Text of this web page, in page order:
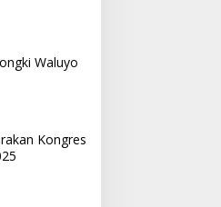
Waluyo
Kongres